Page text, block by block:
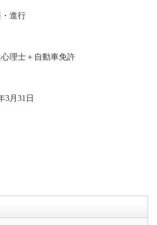
進行
理士＋自動車免許
3月31日